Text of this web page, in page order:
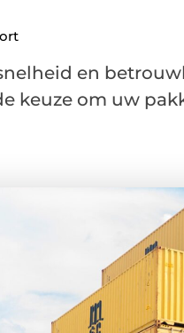
en
keuze om uw